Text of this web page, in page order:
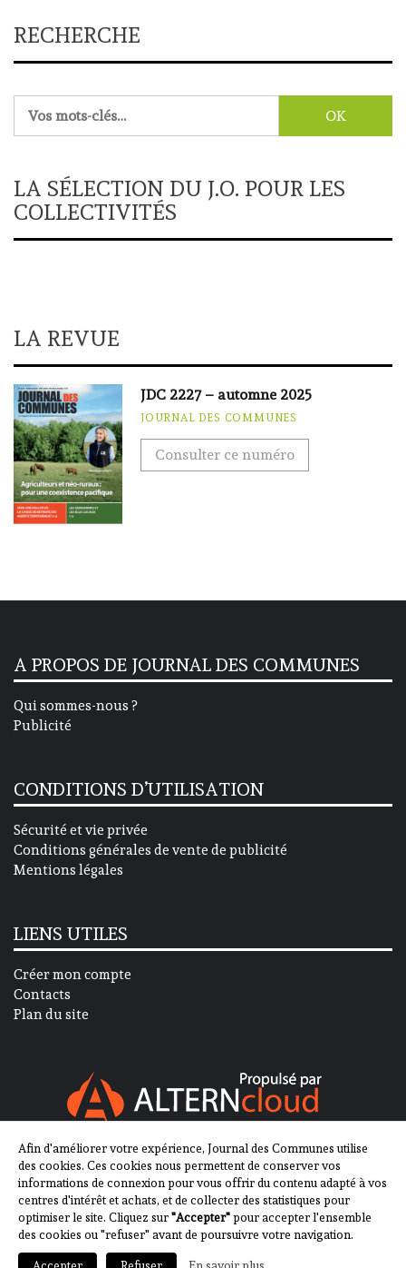
RECHERCHE
LA SÉLECTION DU J.O. POUR LES
COLLECTIVITÉS
LA REVUE
JDC 2227 – automne 2025
JOURNAL DES COMMUNES
Consulter ce numéro
A PROPOS DE JOURNAL DES COMMUNES
Qui sommes-nous ?
Publicité
CONDITIONS D’UTILISATION
Sécurité et vie privée
Conditions générales de vente de publicité
Mentions légales
LIENS UTILES
Créer mon compte
Contacts
Plan du site
SUIVEZ-NOUS SUR
Afin d'améliorer votre expérience, Journal des Communes utilise
des cookies. Ces cookies nous permettent de conserver vos
informations de connexion pour vous offrir du contenu adapté à vos
centres d'intérêt et achats, et de collecter des statistiques pour
optimiser le site. Cliquez sur"Accepter"pour accepter l'ensemble
des cookies ou "refuser" avant de poursuivre votre navigation.